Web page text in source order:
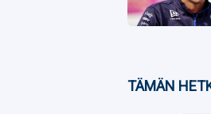
TÄMÄN